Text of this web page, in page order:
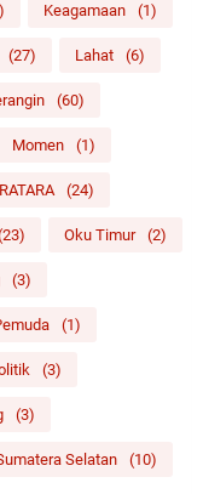
Keagamaan (1)
(27) Lahat (6)
(60)
Momen (1)
(24)
Oku Timur (2)
(3)
(1)
(3)
(3)
Selatan (10)